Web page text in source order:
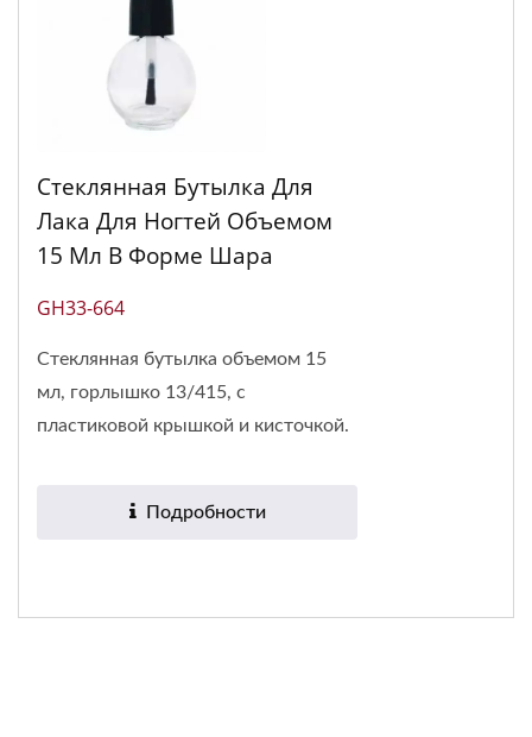
Стеклянная Бутылка Для
Лака Для Ногтей Объемом
15 Мл В Форме Шара
GH33-664
Стеклянная бутылка объемом 15
мл, горлышко 13/415, с
пластиковой крышкой и кисточкой.
Подробности